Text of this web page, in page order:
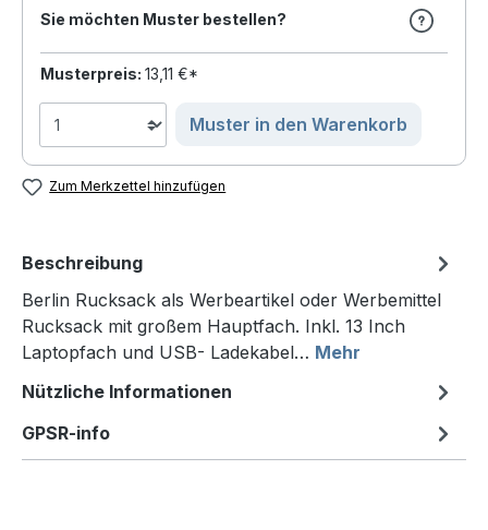
Sie möchten Muster bestellen?
Musterpreis: 13,11 €*
Muster in den Warenkorb
Zum Merkzettel hinzufügen
Beschreibung
Berlin Rucksack als Werbeartikel oder Werbemittel
Rucksack mit großem Hauptfach. Inkl. 13 Inch
Laptopfach und USB- Ladekabel… Mehr
Nützliche Informationen
GPSR-info